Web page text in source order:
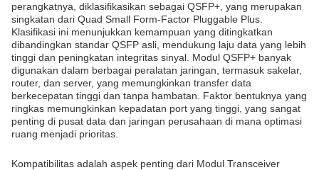
perangkatnya, diklasifikasikan sebagai QSFP+, yang merupakan
singkatan dari Quad Small Form-Factor Pluggable Plus.
Klasifikasi ini menunjukkan kemampuan yang ditingkatkan
dibandingkan standar QSFP asli, mendukung laju data yang lebih
tinggi dan peningkatan integritas sinyal. Modul QSFP+ banyak
digunakan dalam berbagai peralatan jaringan, termasuk sakelar,
router, dan server, yang memungkinkan transfer data
berkecepatan tinggi dan tanpa hambatan. Faktor bentuknya yang
ringkas memungkinkan kepadatan port yang tinggi, yang sangat
penting di pusat data dan jaringan perusahaan di mana optimasi
ruang menjadi prioritas.
Kompatibilitas adalah aspek penting dari Modul Transceiver